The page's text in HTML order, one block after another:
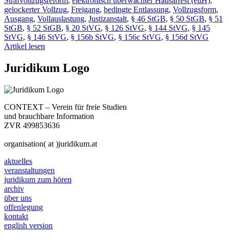
gelockerter Vollzug, Freigang, bedingte Entlassung, Vollzugsform,
Ausgang, Vollauslastung, Justizanstalt, § 46 StGB, § 50 StGB, § 51
StGB, § 52 StGB, § 20 StVG, § 126 StVG, § 144 StVG, § 145
StVG, § 146 StVG, § 156b StVG, § 156c StVG, § 156d StVG
Artikel lesen
Juridikum Logo
CONTEXT – Verein für freie Studien
und brauchbare Information
ZVR 499853636
organisation( at )juridikum.at
aktuelles
veranstaltungen
juridikum zum hören
archiv
über uns
offenlegung
kontakt
english version